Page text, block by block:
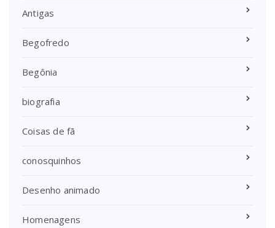
Antigas
Begofredo
Begônia
biografia
Coisas de fã
conosquinhos
Desenho animado
Homenagens